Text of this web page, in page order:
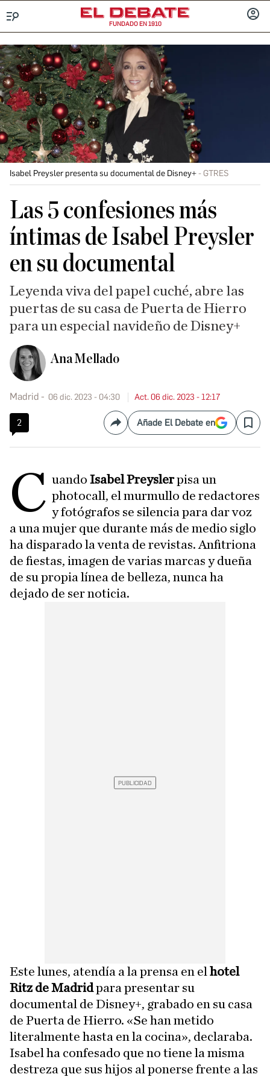
FUNDADO EN 1910
Isabel Preysler presenta su documental de Disney+ GTRES
Las 5 confesiones más
íntimas de Isabel Preysler
en su documental
Leyenda viva del papel cuché, abre las
puertas de su casa de Puerta de Hierro
para un especial navideño de Disney+
Ana Mellado
Madrid 06 dic. 2023 - 04:30 Act. 06 dic. 2023 - 12:17
2 CompartirAñade El Debate en Save
C uandoIsabel Preyslerpisa un
photocall, el murmullo de redactores
y fotógrafos se silencia para dar voz
a una mujer que durante más de medio siglo
ha disparado la venta de revistas. Anfitriona
de fiestas, imagen de varias marcas y dueña
de su propia línea de belleza, nunca ha
dejado de ser noticia.
Este lunes, atendía a la prensa en el hotel
Ritz de Madridpara presentar su
documental de Disney+, grabado en su casa
de Puerta de Hierro. «Se han metido
literalmente hasta en la cocina», declaraba.
Isabel ha confesado que no tiene la misma
destreza que sus hijos al ponerse frente a las